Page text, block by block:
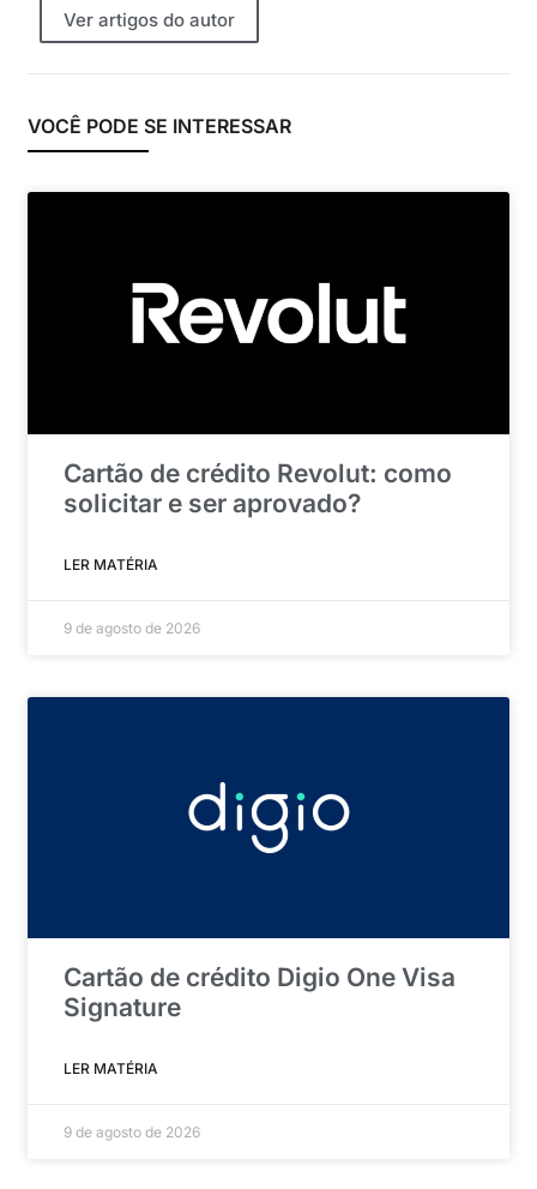
Ver artigos do autor
VOCÊ PODE SE INTERESSAR
Cartão de crédito Revolut: como
solicitar e ser aprovado?
LER MATÉRIA
9 de agosto de 2026
Cartão de crédito Digio One Visa
Signature
LER MATÉRIA
9 de agosto de 2026